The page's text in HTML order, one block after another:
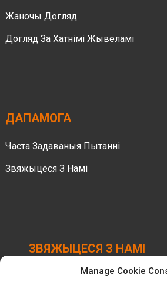
Жаночы Догляд
Догляд За Хатнімі Жывёламі
ДАПАМОГА
Часта Задаваныя Пытанні
Звяжыцеся З Намі
ЗВЯЖЫЦЕСЯ З НАМІ
Індустрыяльны парк
Manage Cookie